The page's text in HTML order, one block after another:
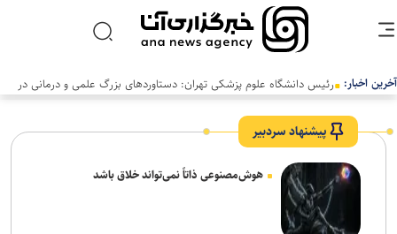
آخرین اخبار: رئیس دانشگاه علوم پزشکی تهران: دستاوردهای بزرگ علمی و درمانی در
پیشنهاد سردبیر
هوش‌مصنوعی ذاتاً نمی‌تواند خلاق باشد